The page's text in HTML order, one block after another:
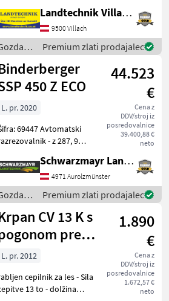
originalnim lovskim
z joystickom in
upravljanjem,
samostojno
z dvo
Landtechnik Villach GmbH
9500 Villach
Binderberger
Premium zlati prodajalec
450 Z ECO
44.523
€
Cena z
DDV/stroj iz
posredovalnice
39.400,88 €
neto
L. pr. 2020
69447 Avtomatski
- z 287, 9
izdelave 2020 - s podvozjem
- z mehansko zložljivim
trakom
4, 40 m
Schwarzmayr Landtechnik GmbH - Aurolzmünster
4971 Aurolzmünster
Binderberger
Premium zlati prodajalec
CV 13 K s
prek
kardanskega
greda
1.890
€
Cena z
DDV/stroj iz
posredovalnice
1.672,57 €
neto
L. pr. 2012
cepilnik za les - Sila
13 to - dolžina